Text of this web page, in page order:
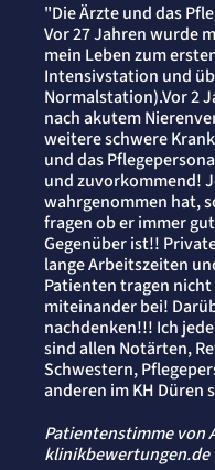
"Die Ärzte und das
Vor 27 Jahren wurde
mein Leben zum
Intensivstation und
Normalstation).Vor 2
nach akutem
weitere schwere
und das
und zuvorkommend!
wahrgenommen hat,
fragen ob er immer
Gegenüber ist!!
lange Arbeitszeiten
Patienten tragen
miteinander bei!
nachdenken!!! Ich
sind allen Notärten,
Schwestern,
anderen im KH Düren
Patientenstimme von
klinikbewertungen.de